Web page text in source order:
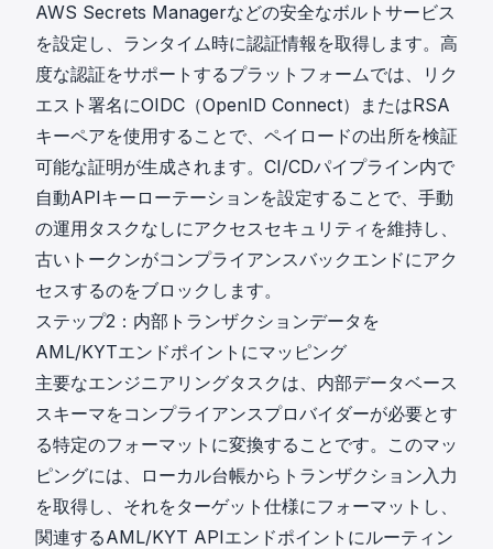
AWS Secrets Managerなどの安全なボルトサービス
を設定し、ランタイム時に認証情報を取得します。高
度な認証をサポートするプラットフォームでは、リク
エスト署名にOIDC（OpenID Connect）またはRSA
キーペアを使用することで、ペイロードの出所を検証
可能な証明が生成されます。CI/CDパイプライン内で
自動APIキーローテーションを設定することで、手動
の運用タスクなしにアクセスセキュリティを維持し、
古いトークンがコンプライアンスバックエンドにアク
セスするのをブロックします。
ステップ2：内部トランザクションデータを
AML/KYTエンドポイントにマッピング
主要なエンジニアリングタスクは、内部データベース
スキーマをコンプライアンスプロバイダーが必要とす
る特定のフォーマットに変換することです。このマッ
ピングには、ローカル台帳からトランザクション入力
を取得し、それをターゲット仕様にフォーマットし、
関連するAML/KYT APIエンドポイント にルーティン